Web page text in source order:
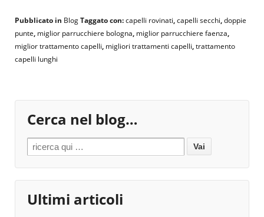
Pubblicato in BlogTaggato con:capelli rovinati,capelli secchi,doppie
punte, miglior parrucchiere bologna, miglior parrucchiere faenza,
miglior trattamento capelli, migliori trattamenti capelli,trattamento
capelli lunghi
Cerca nel blog…
Search for:
Ultimi articoli